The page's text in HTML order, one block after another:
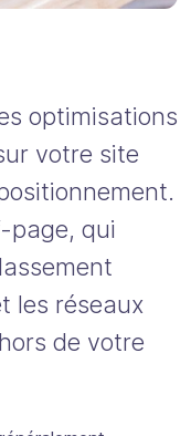
optimisations
votre site
page, qui
les réseaux
de votre